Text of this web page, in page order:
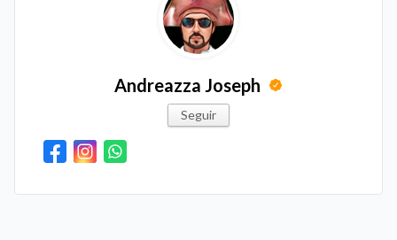
Andreazza Joseph
Seguir